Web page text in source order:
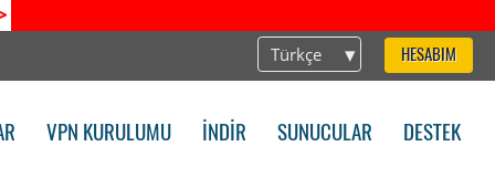
Türkçe HESABIM
VPN KURULUMU İNDIR SUNUCULAR DESTEK